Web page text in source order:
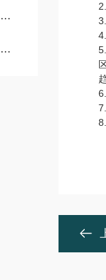
2.监
3.虫
4.虫
5.虫
区
趋
6.气
7.墒
8.系